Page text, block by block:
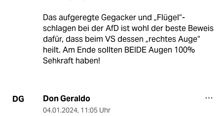
Das aufgeregte Gegacker und „Flügel“-
schlagen bei der AfD ist wohl der beste Beweis
dafür, dass beim VS dessen „rechtes Auge“
heilt. Am Ende sollten BEIDE Augen 100%
Sehkraft haben!
DG Don Geraldo
04.01.2024, 11:05 Uhr